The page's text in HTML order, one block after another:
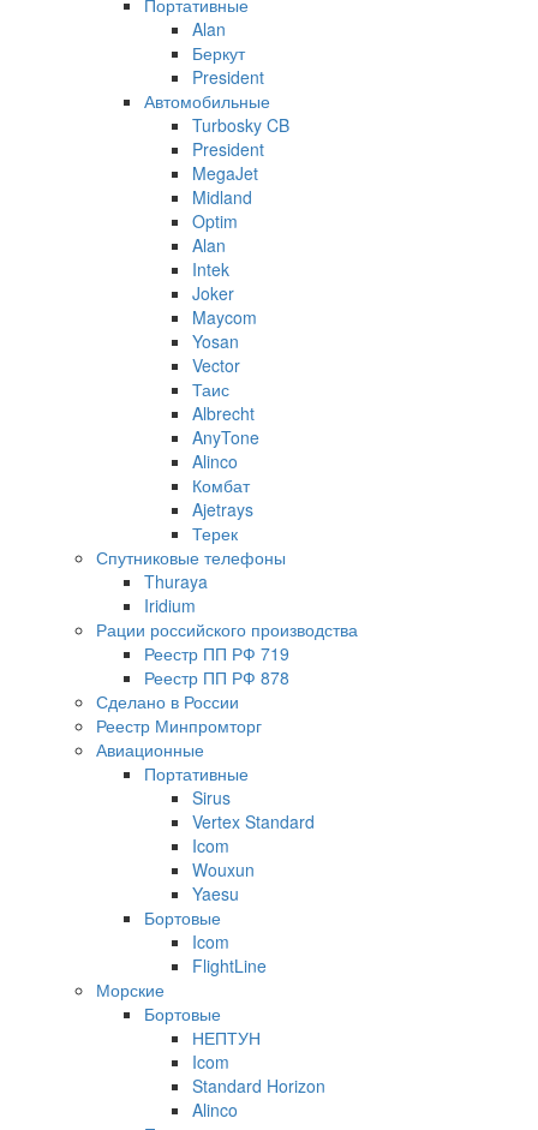
Alan
Беркут
President
Автомобильные
Turbosky CB
President
MegaJet
Midland
Optim
Alan
Intek
Joker
Maycom
Yosan
Vector
Таис
Albrecht
AnyTone
Alinco
Комбат
Ajetrays
Терек
Спутниковые телефоны
Thuraya
Iridium
Рации российского производства
Реестр ПП РФ 719
Реестр ПП РФ 878
Сделано в России
Реестр Минпромторг
Авиационные
Портативные
Sirus
Vertex Standard
Icom
Wouxun
Yaesu
Бортовые
Icom
FlightLine
Морские
Бортовые
НЕПТУН
Icom
Standard Horizon
Alinco